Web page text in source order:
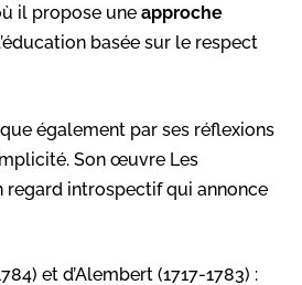
il propose une approche
basée sur le respect
également par ses réflexions
Son œuvre Les
regard introspectif qui annonce
et d’Alembert (1717-1783) :